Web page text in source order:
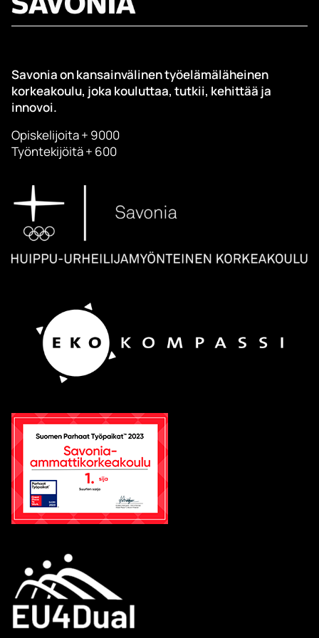
Savonia on kansainvälinen työelämäläheinen
korkeakoulu, joka kouluttaa, tutkii, kehittää ja
innovoi.
Opiskelijoita + 9000
Työntekijöitä + 600